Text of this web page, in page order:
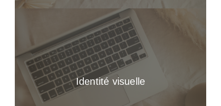
Identité visuelle